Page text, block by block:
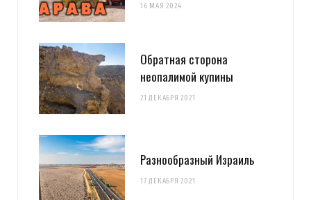
16 МАЯ 2024
Обратная сторона
неопалимой купины
21 ДЕКАБРЯ 2021
Разнообразный Израиль
17 ДЕКАБРЯ 2021